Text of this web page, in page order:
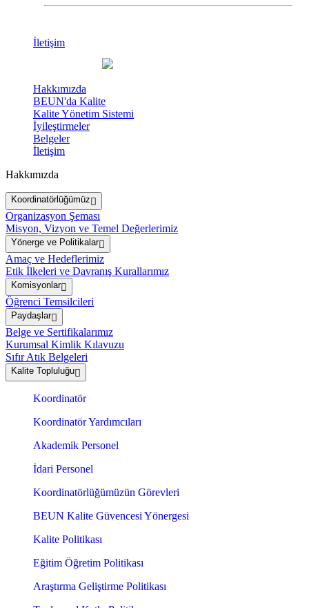
İletişim
Hakkımızda
BEUN'da Kalite
Kalite Yönetim Sistemi
İyileştirmeler
Belgeler
İletişim
Hakkımızda
Koordinatörlüğümüz
Organizasyon Şeması
Misyon, Vizyon ve Temel Değerlerimiz
Yönerge ve Politikalar
Amaç ve Hedeflerimiz
Etik İlkeleri ve Davranış Kurallarımız
Komisyonlar
Öğrenci Temsilcileri
Paydaşlar
Belge ve Sertifikalarımız
Kurumsal Kimlik Kılavuzu
Sıfır Atık Belgeleri
Kalite Topluluğu
Koordinatör
Koordinatör Yardımcıları
Akademik Personel
İdari Personel
Koordinatörlüğümüzün Görevleri
BEUN Kalite Güvencesi Yönergesi
Kalite Politikası
Eğitim Öğretim Politikası
Araştırma Geliştirme Politikası